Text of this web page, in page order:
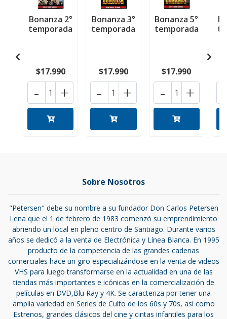
Bonanza 2°
temporada
$17.990
+
-
Bonanza 3°
temporada
$17.990
+
-
Bonanza 5°
temporada
$17.990
+
-
Sobre Nosotros
"Petersen" debe su nombre a su fundador Don Carlos Petersen
Lena que el 1 de febrero de 1983 comenzó su emprendimiento
abriendo un local en pleno centro de Santiago. Durante varios
años se dedicó a la venta de Electrónica y Línea Blanca. En 1995
producto de la competencia de las grandes cadenas
comerciales hace un giro especializándose en la venta de videos
VHS para luego transformarse en la actualidad en una de las
tiendas más importantes e icónicas en la comercialización de
películas en DVD,Blu Ray y 4K. Se caracteriza por tener una
amplia variedad en Series de Culto de los 60s y 70s, así como
Estrenos, grandes clásicos del cine y cintas infantiles para los